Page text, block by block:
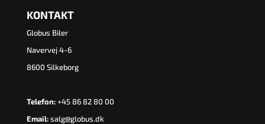
KONTAKT
Globus Biler
Navervej 4-6
8600 Silkeborg
Telefon: +45 86 82 80 00
Email: salg@globus.dk